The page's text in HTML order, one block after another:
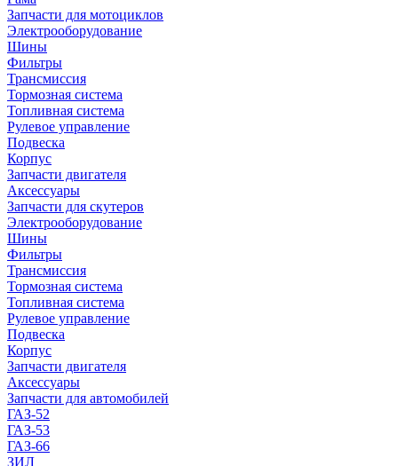
Запчасти для мотоциклов
Электрооборудование
Шины
Фильтры
Трансмиссия
Тормозная система
Топливная система
Рулевое управление
Подвеска
Корпус
Запчасти двигателя
Аксессуары
Запчасти для скутеров
Электрооборудование
Шины
Фильтры
Трансмиссия
Тормозная система
Топливная система
Рулевое управление
Подвеска
Корпус
Запчасти двигателя
Аксессуары
Запчасти для автомобилей
ГАЗ-52
ГАЗ-53
ГАЗ-66
ЗИЛ